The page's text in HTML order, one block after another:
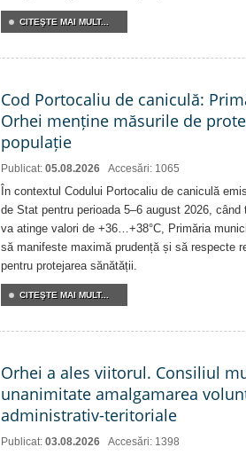
CITEŞTE MAI MULT...
Cod Portocaliu de caniculă:
Orhei menține măsurile de
populație
Publicat: 05.08.2026 Accesări: 1065
În contextul Codului Portocaliu de caniculă
de Stat pentru perioada 5–6 august 2026, când
va atinge valori de +36…+38°C, Primăria
să manifeste maximă prudență și să respecte
pentru protejarea sănătății.
CITEŞTE MAI MULT...
Orhei a ales viitorul. Consiliul
unanimitate amalgamarea
administrativ-teritoriale
Publicat: 03.08.2026 Accesări: 1398